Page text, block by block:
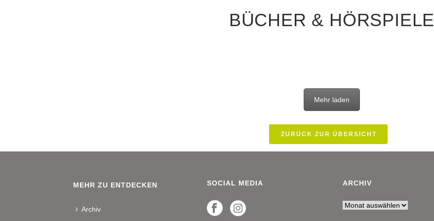
BÜCHER & HÖRSPIELE
Mehr laden
ZURÜCK ZUR ÜBERSICHT
MEHR ZU ENTDECKEN
Archiv
SOCIAL MEDIA ARCHIV